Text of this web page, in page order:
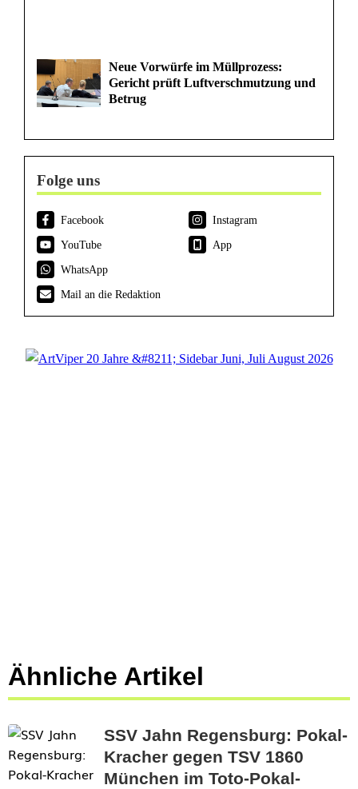
Neue Vorwürfe im Müllprozess:
Gericht prüft Luftverschmutzung und
Betrug
Folge uns
Facebook
Instagram
YouTube
App
WhatsApp
Mail an die Redaktion
Ähnliche Artikel
SSV Jahn Regensburg: Pokal-
Kracher gegen TSV 1860
München im Toto-Pokal-